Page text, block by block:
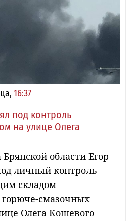
16:37
под контроль
на улице Олега
области Егор
личный контроль
складом
смазочных
Олега Кошевого